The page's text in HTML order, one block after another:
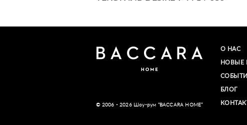
© 2006 - 2026 Шоу-рум “BACCARA HOME”
О НАС
НОВЫЕ
БЛОГ